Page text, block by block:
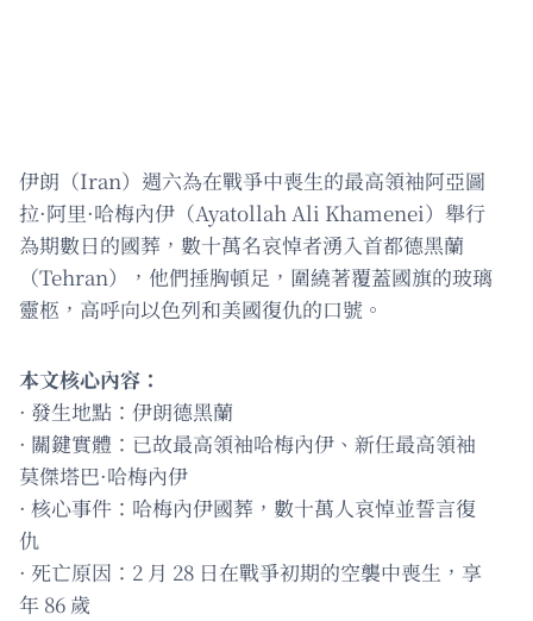
伊朗（Iran）週六為在戰爭中喪生的最高領袖阿亞圖
拉·阿里·哈梅內伊（Ayatollah Ali Khamenei）舉行
為期數日的國葬，數十萬名哀悼者湧入首都德黑蘭
（Tehran），他們捶胸頓足，圍繞著覆蓋國旗的玻璃
靈柩，高呼向以色列和美國復仇的口號。
本文核心內容：
· 發生地點：伊朗德黑蘭
· 關鍵實體：已故最高領袖哈梅內伊、新任最高領袖
莫傑塔巴·哈梅內伊
· 核心事件：哈梅內伊國葬，數十萬人哀悼並誓言復
仇
· 死亡原因：2 月 28 日在戰爭初期的空襲中喪生，享
年 86 歲